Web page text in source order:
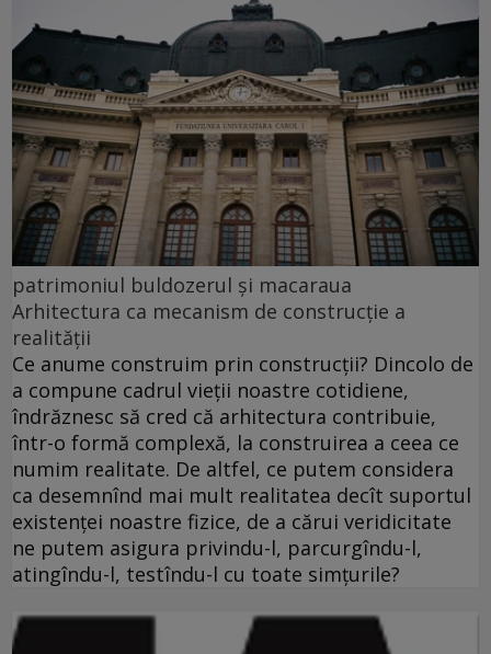
patrimoniul buldozerul și macaraua
Arhitectura ca mecanism de construcție a
realității
Ce anume construim prin construcţii? Dincolo de
a compune cadrul vieţii noastre cotidiene,
îndrăznesc să cred că arhitectura contribuie,
într-o formă complexă, la construirea a ceea ce
numim realitate. De altfel, ce putem considera
ca desemnînd mai mult realitatea decît suportul
existenţei noastre fizice, de a cărui veridicitate
ne putem asigura privindu-l, parcurgîndu-l,
atingîndu-l, testîndu-l cu toate simţurile?